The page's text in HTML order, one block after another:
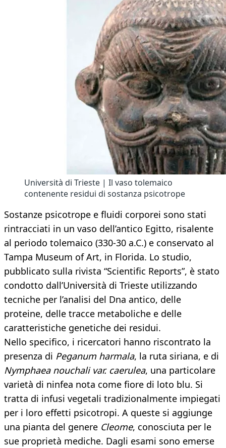
Università di Trieste | Il vaso tolemaico
contenente residui di sostanza psicotrope
Sostanze psicotrope e fluidi corporei sono stati
rintracciati in un vaso dell’antico Egitto, risalente
al periodo tolemaico (330-30 a.C.) e conservato al
Tampa Museum of Art, in Florida. Lo studio,
pubblicato sulla rivista “Scientific Reports”, è stato
condotto dall’Università di Trieste utilizzando
tecniche per l’analisi del Dna antico, delle
proteine, delle tracce metaboliche e delle
caratteristiche genetiche dei residui.
Nello specifico, i ricercatori hanno riscontrato la
presenza di Peganum harmala, la ruta siriana, e di
Nymphaea nouchali var. caerulea, una particolare
varietà di ninfea nota come fiore di loto blu. Si
tratta di infusi vegetali tradizionalmente impiegati
per i loro effetti psicotropi. A queste si aggiunge
una pianta del genere Cleome, conosciuta per le
sue proprietà mediche. Dagli esami sono emerse